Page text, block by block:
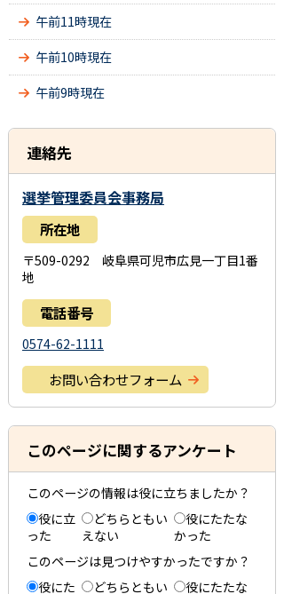
午前11時現在
午前10時現在
午前9時現在
連絡先
選挙管理委員会事務局
所在地
〒509-0292 岐阜県可児市広見一丁目1番
地
電話番号
0574-62-1111
お問い合わせフォーム
このページに関するアンケート
このページの情報は役に立ちましたか？
役に立
った
どちらともい
えない
役にたたな
かった
このページは見つけやすかったですか？
役にた
どちらともい
役にたたな